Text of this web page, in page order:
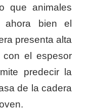
que animales
ahora bien el
presenta alta
con el espesor
predecir la
de la cadera